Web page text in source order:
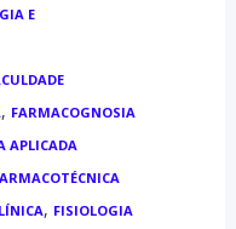
E
, FARMACOGNOSIA
APLICADA
, FISIOLOGIA